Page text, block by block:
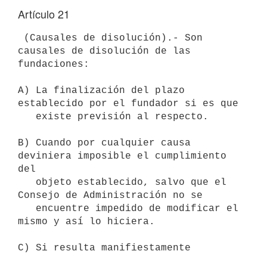
Artículo 21
causales de disolución de las
fundaciones:
A) La finalización del plazo
establecido por el fundador si es que
B) Cuando por cualquier causa
deviniera imposible el cumplimiento
del
Consejo de Administración no se
mismo y así lo hiciera.
C) Si resulta manifiestamente